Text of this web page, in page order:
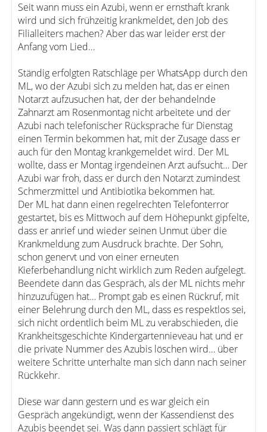
Seit wann muss ein Azubi, wenn er ernsthaft krank
wird und sich frühzeitig krankmeldet, den Job des
Filialleiters machen? Aber das war leider erst der
Anfang vom Lied…
Ständig erfolgten Ratschläge per WhatsApp durch den
ML, wo der Azubi sich zu melden hat, das er einen
Notarzt aufzusuchen hat, der der behandelnde
Zahnarzt am Rosenmontag nicht arbeitete und der
Azubi nach telefonischer Rücksprache für Dienstag
einen Termin bekommen hat, mit der Zusage dass er
auch für den Montag krankgemeldet wird. Der ML
wollte, dass er Montag irgendeinen Arzt aufsucht… Der
Azubi war froh, dass er durch den Notarzt zumindest
Schmerzmittel und Antibiotika bekommen hat.
Der ML hat dann einen regelrechten Telefonterror
gestartet, bis es Mittwoch auf dem Höhepunkt gipfelte,
dass er anrief und wieder seinen Unmut über die
Krankmeldung zum Ausdruck brachte. Der Sohn,
schon genervt und von einer erneuten
Kieferbehandlung nicht wirklich zum Reden aufgelegt.
Beendete dann das Gespräch, als der ML nichts mehr
hinzuzufügen hat… Prompt gab es einen Rückruf, mit
einer Belehrung durch den ML, dass es respektlos sei,
sich nicht ordentlich beim ML zu verabschieden, die
Krankheitsgeschichte Kindergartennieveau hat und er
die private Nummer des Azubis löschen wird… über
weitere Schritte unterhalte man sich dann nach seiner
Rückkehr.
Diese war dann gestern und es war gleich ein
Gespräch angekündigt, wenn der Kassendienst des
Azubis beendet sei. Was dann passiert schlägt für